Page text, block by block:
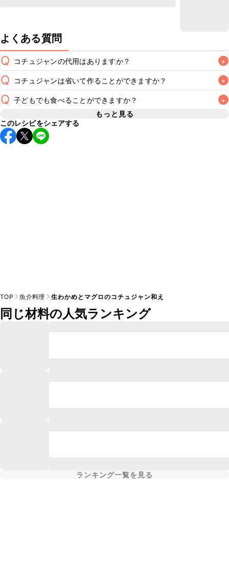
よくある質問
Q コチュジャンの代用はありますか？ +
A
Q コチュジャンは省いて作ることができますか？ +
A
使用量が少ない場合は省いてもお作りいただけますが、メイ
ンの味付けとして使用している場合は省くと味がぼやける可
能性があるため、 こちら
Q 子どもでも食べることができますか？ +
コチュジャンは甘辛い風味が特徴の食材なため、お子様や辛
い味付けが苦手な方は風味や刺激を強く感じる可能性がござ
います。使用する食材や味付けにつきましては普段のお子様
もっと見る
このレシピをシェアする
TOP 魚介料理 生わかめとマグロのコチュジャン和え
同じ材料の人気ランキング
ランキング一覧を見る